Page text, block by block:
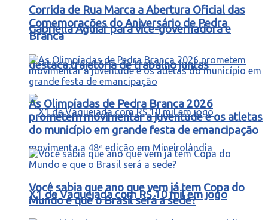
Gabriella Aguiar para vice-governadora e
destaca trajetória de trabalho juntas
X1 de Vaquejada com R$ 10 mil em jogo
Corrida de Rua Marca a Abertura Oficial das
Comemorações do Aniversário de Pedra
Branca
As Olimpíadas de Pedra Branca 2026
prometem movimentar a juventude e os atletas
do município em grande festa de emancipação
Você sabia que ano que vem já tem Copa do
Mundo e que o Brasil será a sede?